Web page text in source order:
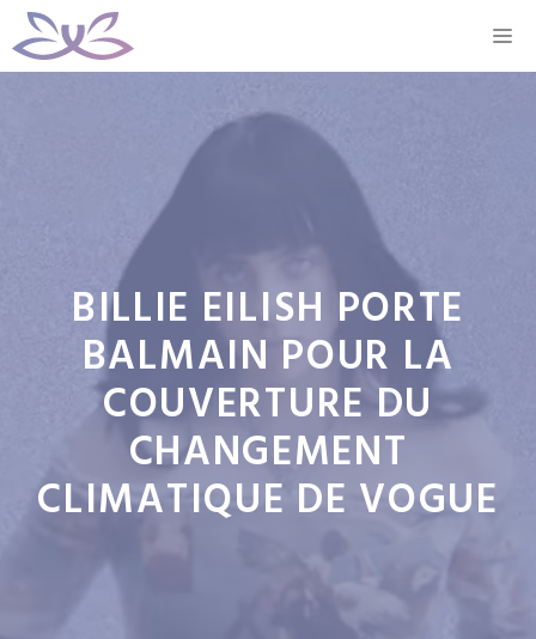
Aller
au
BILLIE EILISH PORTE
BALMAIN POUR LA
COUVERTURE DU
CHANGEMENT
CLIMATIQUE DE VOGUE